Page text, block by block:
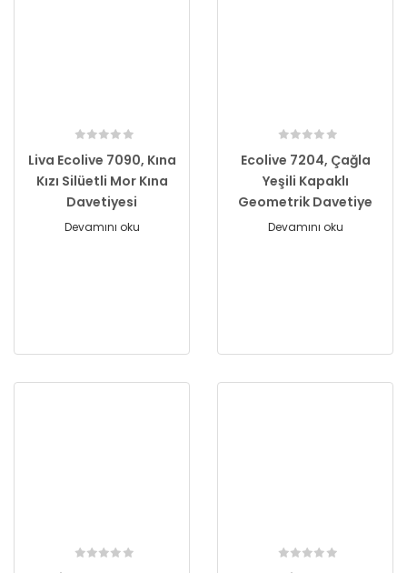
Liva Ecolive 7090, Kına
Kızı Silüetli Mor Kına
Davetiyesi
Devamını oku
Ecolive 7204, Çağla
Yeşili Kapaklı
Geometrik Davetiye
Devamını oku